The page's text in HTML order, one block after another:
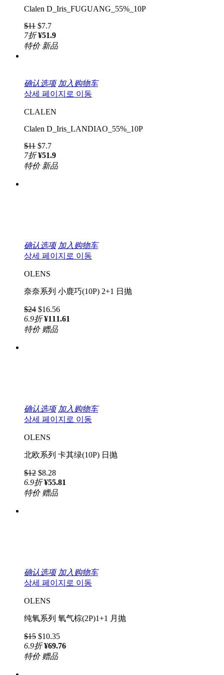
Clalen D_Iris_FUGUANG_55%_10P
$11 $7.7
7折 ¥51.9
特价 新品
确认选项 加入购物车
상세 페이지로 이동
CLALEN
Clalen D_Iris_LANDIAO_55%_10P
$11 $7.7
7折 ¥51.9
特价 新品
确认选项 加入购物车
상세 페이지로 이동
OLENS
奈奈系列 小鹿巧(10P) 2+1 日抛
$24 $16.56
6.9折 ¥111.61
特价 赠品
确认选项 加入购物车
상세 페이지로 이동
OLENS
北欧系列 卡其绿(10P) 日抛
$12 $8.28
6.9折 ¥55.81
特价 赠品
确认选项 加入购物车
상세 페이지로 이동
OLENS
纯氧系列 氧气棕(2P)1+1 月抛
$15 $10.35
6.9折 ¥69.76
特价 赠品